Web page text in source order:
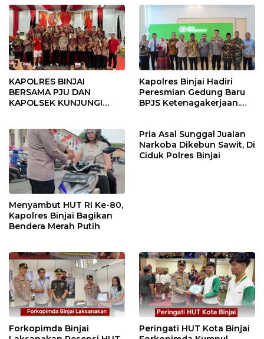
KAPOLRES BINJAI
BERSAMA PJU DAN
KAPOLSEK KUNJUNGI
Kapolres Binjai Hadiri
Peresmian Gedung Baru
BPJS Ketenagakerjaan.
Menyambut HUT RI Ke-80,
Kapolres Binjai Bagikan
Bendera Merah Putih
Pria Asal Sunggal Jualan
Narkoba Dikebun Sawit, Di
Ciduk Polres Binjai
Forkopimda Binjai
Peringati HUT Kota Binjai